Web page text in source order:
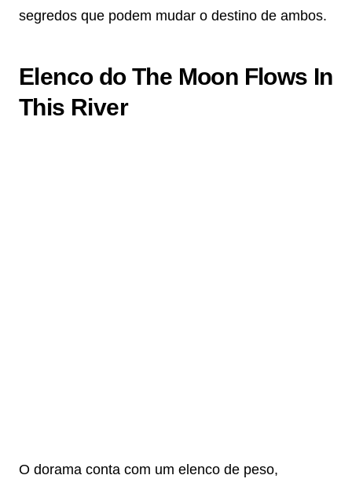
segredos que podem mudar o destino de ambos.
Elenco do The Moon Flows In
This River
O dorama conta com um elenco de peso,